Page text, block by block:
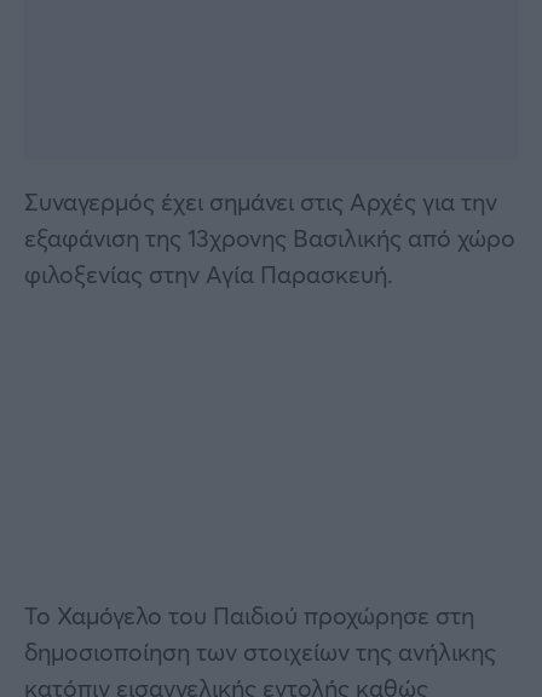
Συναγερμός έχει σημάνει στις Αρχές για την
εξαφάνιση της 13χρονης Βασιλικής από χώρο
φιλοξενίας στην Αγία Παρασκευή.
Το Χαμόγελο του Παιδιού προχώρησε στη
δημοσιοποίηση των στοιχείων της ανήλικης
κατόπιν εισαγγελικής εντολής καθώς